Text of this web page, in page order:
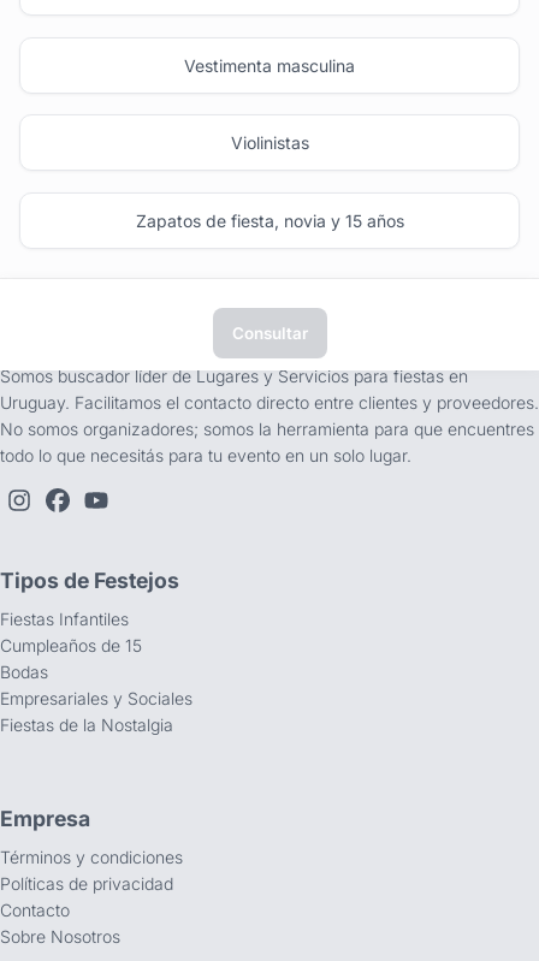
Vestimenta masculina
Violinistas
Zapatos de fiesta, novia y 15 años
Consultar
Somos buscador líder de Lugares y Servicios para fiestas en
Uruguay. Facilitamos el contacto directo entre clientes y proveedores.
No somos organizadores; somos la herramienta para que encuentres
todo lo que necesitás para tu evento en un solo lugar.
Tipos de Festejos
Fiestas Infantiles
Cumpleaños de 15
Bodas
Empresariales y Sociales
Fiestas de la Nostalgia
Empresa
Términos y condiciones
Políticas de privacidad
Contacto
Sobre Nosotros